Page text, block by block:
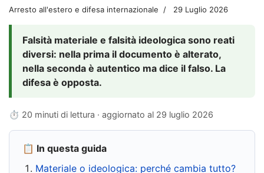
Arresto all'estero e difesa internazionale 29 Luglio 2026
Falsità materiale e falsità ideologica sono reati
diversi: nella prima il documento è alterato,
nella seconda è autentico ma dice il falso. La
difesa è opposta.
⏱ 20 minuti di lettura · aggiornato al 29 luglio 2026
📋 In questa guida
Materiale o ideologica: perché cambia tutto?